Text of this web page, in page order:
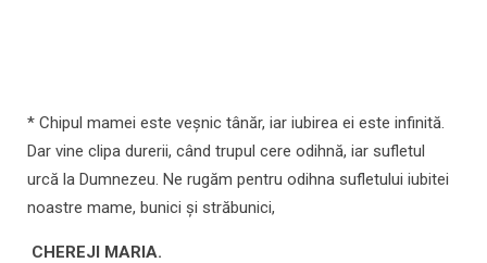
* Chipul mamei este veșnic tânăr, iar iubirea ei este infinită.
Dar vine clipa durerii, când trupul cere odihnă, iar sufletul
urcă la Dumnezeu. Ne rugăm pentru odihna sufletului iubitei
noastre mame, bunici și străbunici,
CHEREJI MARIA.